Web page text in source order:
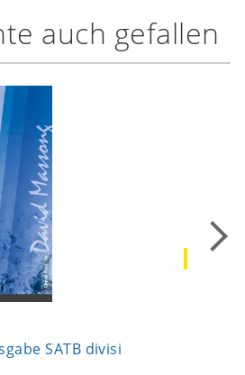
auch gefallen
SATB divisi